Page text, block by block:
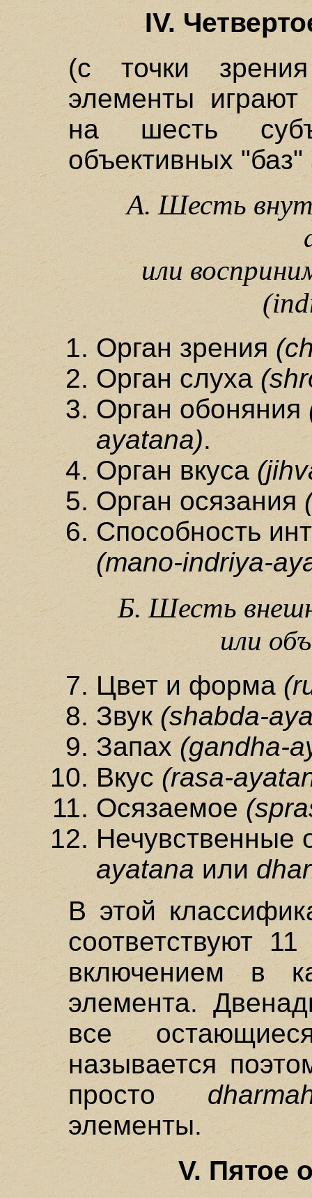
IV.
(с точки
элементы играют
на шесть
объективных "баз"
А. Шесть
или
Орган зрения
Орган слуха
Орган обоняния
ayatana).
Орган вкуса
Орган осязания
Способность
(mano-indriya-
Б. Шесть
или
Цвет и форма
Звук(shabda-
Запах(gandha-
Вкус (rasa-
Осязаемое
Нечувственные
ayatanaили
В этой
соответствуют
включением в
элемента.
все
называется
просто
элементы.
V. Пятое